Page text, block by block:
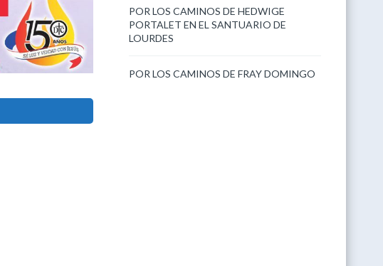
POR LOS CAMINOS DE HEDWIGE
PORTALET EN EL SANTUARIO DE
LOURDES
POR LOS CAMINOS DE FRAY DOMINGO